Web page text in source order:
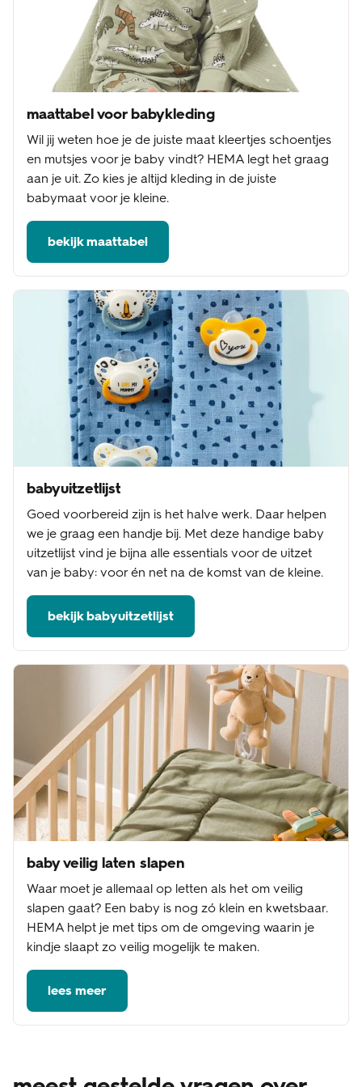
maattabel voor babykleding
Wil jij weten hoe je de juiste maat kleertjes schoentjes
en mutsjes voor je baby vindt? HEMA legt het graag
aan je uit. Zo kies je altijd kleding in de juiste
babymaat voor je kleine.
bekijk maattabel
babyuitzetlijst
Goed voorbereid zijn is het halve werk. Daar helpen
we je graag een handje bij. Met deze handige baby
uitzetlijst vind je bijna alle essentials voor de uitzet
van je baby: voor én net na de komst van de kleine.
bekijk babyuitzetlijst
baby veilig laten slapen
Waar moet je allemaal op letten als het om veilig
slapen gaat? Een baby is nog zó klein en kwetsbaar.
HEMA helpt je met tips om de omgeving waarin je
kindje slaapt zo veilig mogelijk te maken.
lees meer